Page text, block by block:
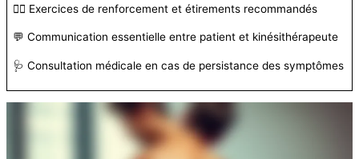
🏋️‍♂️ Exercices de renforcement et étirements recommandés
💬 Communication essentielle entre patient et kinésithérapeute
🩺 Consultation médicale en cas de persistance des symptômes